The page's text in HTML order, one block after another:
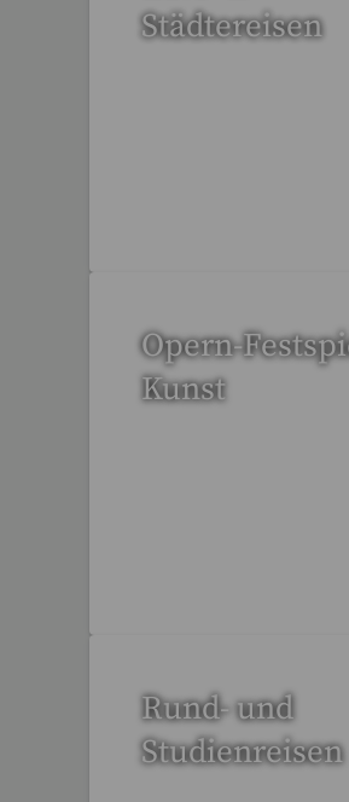
Städtereisen
Opern-
Kunst
Rund- und
Studienreisen